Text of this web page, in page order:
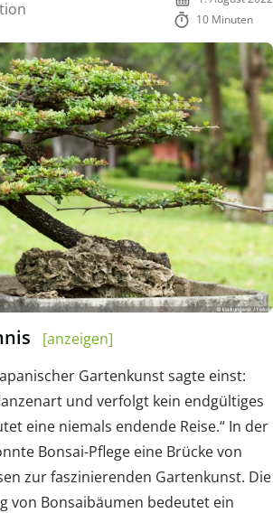
10 Minuten
[anzeigen]
Gartenkunst sagte einst:
und verfolgt kein endgültiges
eine niemals endende Reise.“ In der
Bonsai-Pflege eine Brücke von
zur faszinierenden Gartenkunst. Die
von Bonsaibäumen bedeutet ein